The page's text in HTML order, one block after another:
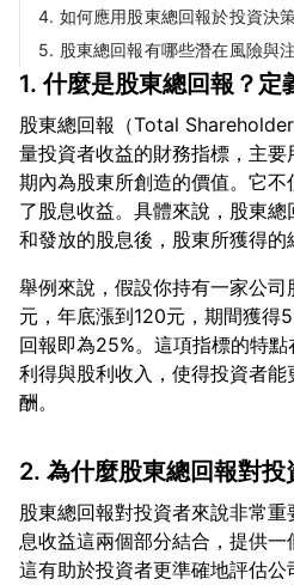
4. 如何應用股東總回報於投資決
5. 股東總回報有哪些潛在風險與
1. 什麼是股東總回報？定
股東總回報（Total
量投資者收益的財務指標，主
期內為股東所創造的價值。它
了股息收益。具體來說，股東
舉例來說，假設你持有一家公
元，年底漲到120元，期間獲得
回報即為25%。這項指標的特
利得與股利收入，使得投資者
2. 為什麼股東總回報對投
股東總回報對投資者來說非常
息收益這兩個部分結合，提供一
這有助於投資者更準確地評估